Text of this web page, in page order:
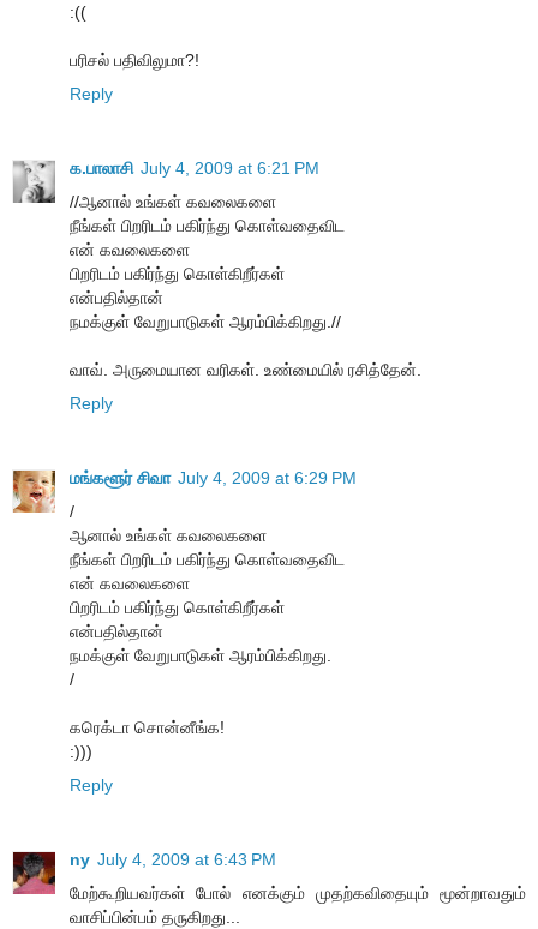
:((
பரிசல் பதிவிலுமா?!
Reply
க.பாலாசி July 4, 2009 at 6:21 PM
//ஆனால் உங்கள் கவலைகளை
நீங்கள் பிறரிடம் பகிர்ந்து கொள்வதைவிட
என் கவலைகளை
பிறரிடம் பகிர்ந்து கொள்கிறீர்கள்
என்பதில்தான்
நமக்குள் வேறுபாடுகள் ஆரம்பிக்கிறது.//
வாவ். அருமையான வரிகள். உண்மையில் ரசித்தேன்.
Reply
மங்களூர் சிவா July 4, 2009 at 6:29 PM
/
ஆனால் உங்கள் கவலைகளை
நீங்கள் பிறரிடம் பகிர்ந்து கொள்வதைவிட
என் கவலைகளை
பிறரிடம் பகிர்ந்து கொள்கிறீர்கள்
என்பதில்தான்
நமக்குள் வேறுபாடுகள் ஆரம்பிக்கிறது.
/
கரெக்டா சொன்னீங்க!
:)))
Reply
ny July 4, 2009 at 6:43 PM
மேற்கூறியவர்கள் போல் எனக்கும் முதற்கவிதையும் மூன்றாவதும்
வாசிப்பின்பம் தருகிறது...